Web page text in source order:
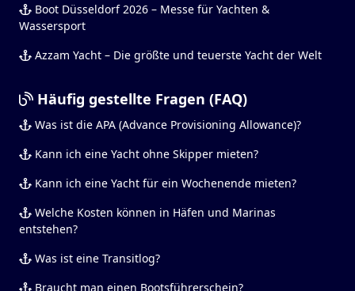
Boot Düsseldorf 2026 – Messe für Yachten &
Wassersport
Azzam Yacht – Die größte und teuerste Yacht der Welt
Häufig gestellte Fragen (FAQ)
Was ist die APA (Advance Provisioning Allowance)?
Kann ich eine Yacht ohne Skipper mieten?
Kann ich eine Yacht für ein Wochenende mieten?
Welche Kosten können in Häfen und Marinas
entstehen?
Was ist eine Transitlog?
Braucht man einen Bootsführerschein?